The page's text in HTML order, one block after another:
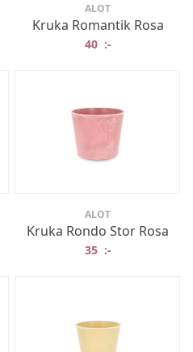
ALOT
Kruka Romantik Rosa
40 :-
ALOT
Kruka Rondo Stor Rosa
35 :-